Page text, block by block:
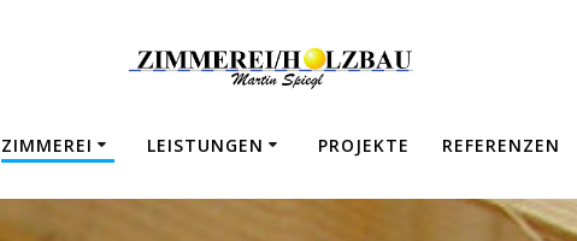
ZIMMEREI LEISTUNGEN PROJEKTE REFERENZEN